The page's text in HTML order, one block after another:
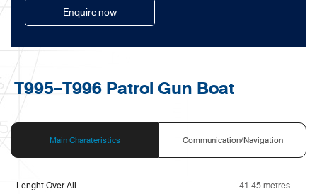
Enquire now
T995-T996 Patrol Gun Boat
Main Charateristics Communication/Navigation
Lenght Over All 41.45 metres